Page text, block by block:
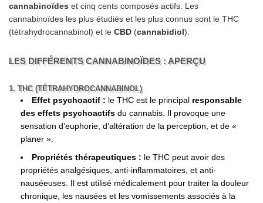
cannabinoïdes et cinq cents composés actifs. Les
cannabinoïdes les plus étudiés et les plus connus sont le THC
(tétrahydrocannabinol) et le CBD (cannabidiol).
LES DIFFÉRENTS CANNABINOÏDES : APERÇU
1. THC (TÉTRAHYDROCANNABINOL)
Effet psychoactif : le THC est le principal responsable
des effets psychoactifs du cannabis. Il provoque une
sensation d’euphorie, d’altération de la perception, et de «
planer ».
Propriétés thérapeutiques : le THC peut avoir des
propriétés analgésiques, anti-inflammatoires, et anti-
nauséeuses. Il est utilisé médicalement pour traiter la douleur
chronique, les nausées et les vomissements associés à la